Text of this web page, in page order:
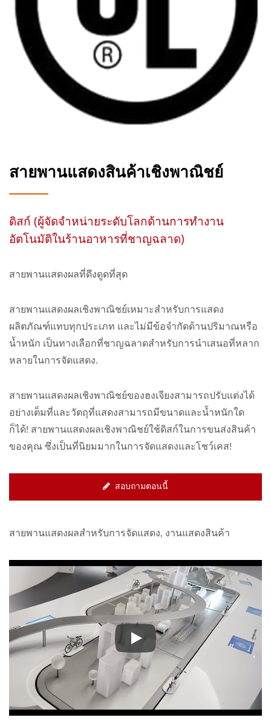
สายพานแสดงสินค้าเชิงพาณิชย์
ดิสก์ (ผู้จัดจำหน่ายระดับโลกด้านการทำงาน
อัตโนมัติในร้านอาหารที่ชาญฉลาด)
สายพานแสดงผลที่ดึงดูดที่สุด
สายพานแสดงผลเชิงพาณิชย์เหมาะสำหรับการแสดง
ผลิตภัณฑ์แทบทุกประเภท และไม่มีข้อจำกัดด้านปริมาณหรือ
น้ำหนัก เป็นทางเลือกที่ชาญฉลาดสำหรับการนำเสนอที่หลาก
หลายในการจัดแสดง.
สายพานแสดงผลเชิงพาณิชย์ของฮงเจียงสามารถปรับแต่งได้
อย่างเต็มที่และวัตถุที่แสดงสามารถมีขนาดและน้ำหนักใด
ก็ได้! สายพานแสดงผลเชิงพาณิชย์ใช้ดิสก์ในการขนส่งสินค้า
ของคุณ ซึ่งเป็นที่นิยมมากในการจัดแสดงและโชว์เคส!
สอบถามตอนนี้
สายพานแสดงผลสำหรับการจัดแสดง, งานแสดงสินค้า
สายพานแสดงผลสำหรับการจัด